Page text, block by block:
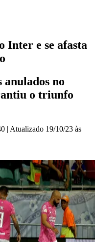
Inter e se afasta
anulados no
o triunfo
| Atualizado 19/10/23 às